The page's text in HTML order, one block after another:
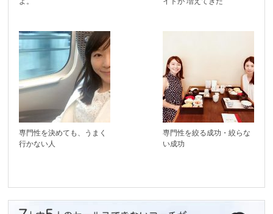
専門性を決めても、うまく
行かない人
専門性を絞る成功・絞らな
い成功